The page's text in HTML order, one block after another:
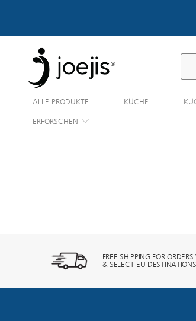
ALLE PRODUKTE KÜCHE
ERFORSCHEN
FREE SHIPPING FOR
& SELECT EU DESTINATIONS